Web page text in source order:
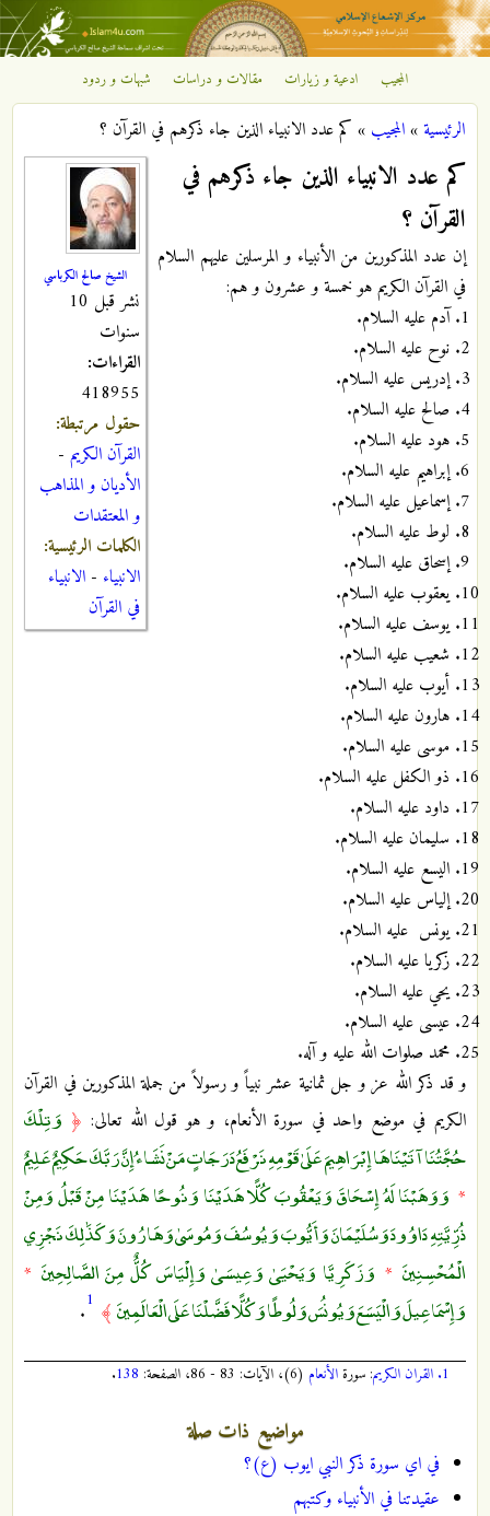
تجاوز إلى المحتوى الرئيسي
مركز
الإشعاع
الإسلامي
المجيب ادعية و زيارات مقالات و دراسات شبهات و ردود
أنت هنا
الرئيسية»المجيب » كم عدد الانبياء الذين جاء ذكرهم في القرآن ؟
الشيخ صالح الكرباسي
نشر قبل 10
سنوات
القراءات:
418955
حقول مرتبطة:
القرآن الكريم -
الأديان و المذاهب
و المعتقدات
الكلمات الرئيسية:
الانبياء - الانبياء
في القرآن
كم عدد الانبياء الذين جاء ذكرهم في
القرآن ؟
إن عدد المذكورين من الأنبياء و المرسلين عليهم السلام
في القرآن الكريم هو خمسة و عشرون و هم:
آدم عليه السلام.
نوح عليه السلام.
إدريس عليه السلام.
صالح عليه السلام.
هود عليه السلام.
إبراهيم عليه السلام.
إسماعيل عليه السلام.
لوط عليه السلام.
إسحاق عليه السلام.
يعقوب عليه السلام.
يوسف عليه السلام.
شعيب عليه السلام.
أيوب عليه السلام.
هارون عليه السلام.
موسى عليه السلام.
ذو الكفل عليه السلام.
داود عليه السلام.
سليمان عليه السلام.
اليسع عليه السلام.
إلياس عليه السلام.
يونس عليه السلام.
زكريا عليه السلام.
يحي عليه السلام.
عيسى عليه السلام.
محمد صلوات الله عليه و آله.
و قد ذكر الله عز و جل ثمانية عشر نبياً و رسولاً من جملة المذكورين في القرآن
الكريم في موضع واحد في سورة الأنعام، و هو قول الله تعالى: ﴿ وَتِلْكَ
حُجَّتُنَا آتَيْنَاهَا إِبْرَاهِيمَ عَلَىٰ قَوْمِهِ نَرْفَعُ دَرَجَاتٍ مَنْ نَشَاءُ إِنَّ رَبَّكَ حَكِيمٌ عَلِيمٌ
* وَوَهَبْنَا لَهُ إِسْحَاقَ وَيَعْقُوبَ كُلًّا هَدَيْنَا وَنُوحًا هَدَيْنَا مِنْ قَبْلُ وَمِنْ
ذُرِّيَّتِهِ دَاوُودَ وَسُلَيْمَانَ وَأَيُّوبَ وَيُوسُفَ وَمُوسَىٰ وَهَارُونَ وَكَذَٰلِكَ نَجْزِي
الْمُحْسِنِينَ* وَزَكَرِيَّا وَيَحْيَىٰ وَعِيسَىٰ وَإِلْيَاسَ كُلٌّ مِنَ الصَّالِحِينَ*
وَإِسْمَاعِيلَ وَالْيَسَعَ وَيُونُسَ وَلُوطًا وَكُلًّا فَضَّلْنَا عَلَى الْعَالَمِينَ ﴾ 1
.
1. القران الكريم: سورةالأنعام (6)، الآيات: 83 - 86، الصفحة: 138
.
مواضيع ذات صلة
في اي سورة ذكر النبي ايوب (ع)؟
عقيدتنا في الأنبياء وكتبهم